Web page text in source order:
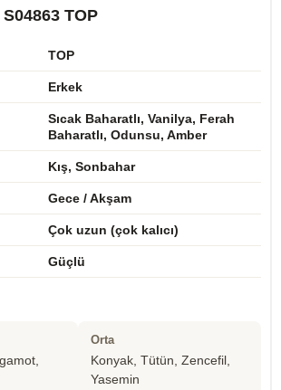
TOP
TOP
Erkek
Sıcak Baharatlı, Vanilya, Ferah
Baharatlı, Odunsu, Amber
Kış, Sonbahar
Gece / Akşam
Çok uzun (çok kalıcı)
Güçlü
Orta
Konyak, Tütün, Zencefil,
Yasemin